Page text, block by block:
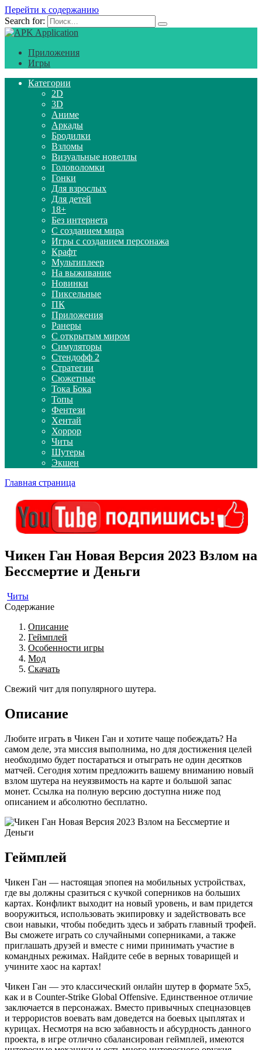
Перейти к содержанию
Search for:
Приложения
Игры
Категории
2D
3D
Аниме
Аркады
Бродилки
Взломы
Визуальные новеллы
Головоломки
Гонки
Для взрослых
Для детей
18+
Без интернета
С созданием мира
Игры с созданием персонажа
Крафт
Мультиплеер
На выживание
Новинки
Пиксельные
ПК
Приложения
Ранеры
С открытым миром
Симуляторы
Стендофф 2
Стратегии
Сюжетные
Тока Бока
Топы
Фентези
Хентай
Хоррор
Читы
Шутеры
Экшен
Главная страница
Чикен Ган Новая Версия 2023 Взлом на
Бессмертие и Деньги
Читы
Содержание
Описание
Геймплей
Особенности игры
Мод
Скачать
Свежий чит для популярного шутера.
Описание
Любите играть в Чикен Ган и хотите чаще побеждать? На
самом деле, эта миссия выполнима, но для достижения целей
необходимо будет постараться и отыграть не один десятков
матчей. Сегодня хотим предложить вашему вниманию новый
взлом шутера на неуязвимость на карте и большой запас
монет. Ссылка на полную версию доступна ниже под
описанием и абсолютно бесплатно.
Геймплей
Чикен Ган — настоящая эпопея на мобильных устройствах,
где вы должны сразиться с кучкой соперников на больших
картах. Конфликт выходит на новый уровень, и вам придется
вооружиться, использовать экипировку и задействовать все
свои навыки, чтобы победить здесь и забрать главный трофей.
Вы сможете играть со случайными соперниками, а также
приглашать друзей и вместе с ними принимать участие в
командных режимах. Найдите себе в верных товарищей и
учините хаос на картах!
Чикен Ган — это классический онлайн шутер в формате 5х5,
как и в Counter-Strike Global Offensive. Единственное отличие
заключается в персонажах. Вместо привычных спецназовцев
и террористов воевать вам доведется на боевых цыплятах и
курицах. Несмотря на всю забавность и абсурдность данного
проекта, в игре отлично сбалансирован геймплей, имеются